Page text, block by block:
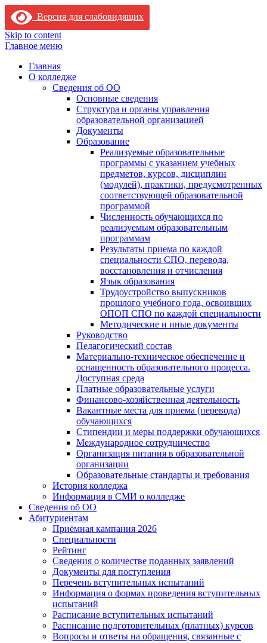
Версия для слабовидящих
Skip to content
Главное меню
Главная
О колледже
Сведения об ОО
Основные сведения
Структура и органы управления
образовательной организацией
Документы
Образование
Реализуемые образовательные
программы с указанием учебных
предметов, курсов, дисциплин
(модулей), практики, предусмотренных
соответствующей образовательной
программой
Численность обучающихся по
реализуемым образовательным
программам
Результаты приема по каждой
специальности СПО, перевода,
восстановления и отчисления
Язык образования
Трудоустройство выпускников
прошлого учебного года, освоивших
ОПОП СПО по каждой специальности
Методические и иные документы
Руководство
Педагогический состав
Материально-техническое обеспечение и
оснащенность образовательного процесса.
Доступная среда
Платные образовательные услуги
Финансово-хозяйственная деятельность
Вакантные места для приема (перевода)
обучающихся
Стипендии и меры поддержки обучающихся
Международное сотрудничество
Организация питания в образовательной
организации
Образовательные стандарты и требования
История колледжа
Информация в СМИ о колледже
Сведения об ОО
Абитуриентам
Приёмная кампания 2026
Специальности
Рейтинг
Сведения о количестве поданных заявлений
Документы для поступления
Перечень вступительных испытаний
Информация о формах проведения вступительных
испытаний
Расписание вступительных испытаний
Расписание подготовительных (платных) курсов
Вопросы и ответы на обращения, связанные с